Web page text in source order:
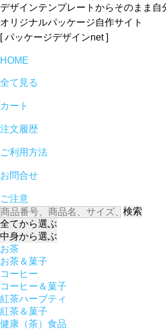
デザインテンプレートからそのまま自
オリジナルパッケージ自作サイト
[ パッケージデザインnet ]
HOME
全て見る
カート
注文履歴
ご利用方法
お問合せ
ご注意
検索
全てから選ぶ
中身から選ぶ
お茶
お茶＆菓子
コーヒー
コーヒー＆菓子
紅茶ハーブティ
紅茶＆菓子
健康（茶）食品